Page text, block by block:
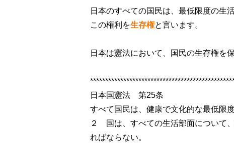
日本のすべての国民は、最低限度の生
この権利を生存権と言います。
日本は憲法において、国民の生存権を
日本国憲法 第25条
すべて国民は、健康で文化的な最低限
２ 国は、すべての生活部面について
ればならない。